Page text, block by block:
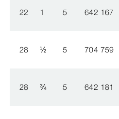
22 1 5 642 167
28 ½ 5 704 759
28 ¾ 5 642 181